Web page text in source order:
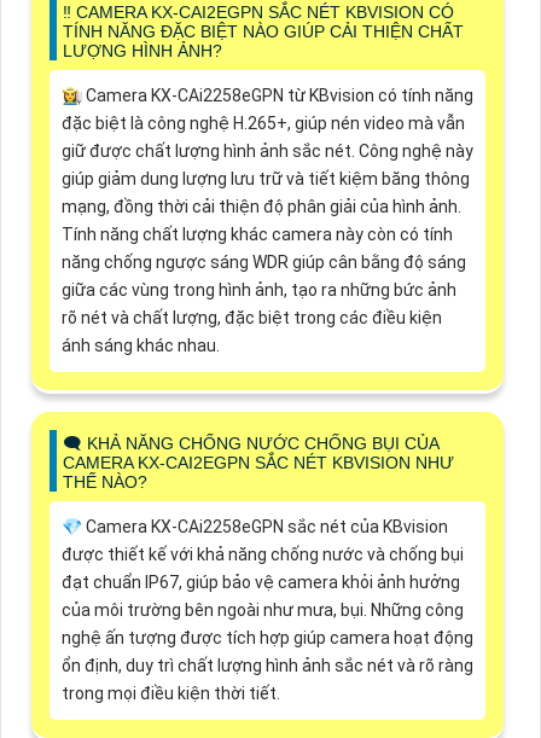
‼️ CAMERA KX-CAI2EGPN SẮC NÉT KBVISION CÓ
TÍNH NĂNG ĐẶC BIỆT NÀO GIÚP CẢI THIỆN CHẤT
LƯỢNG HÌNH ẢNH?
👩‍🌾 Camera KX-CAi2258eGPN từ KBvision có tính năng
đặc biệt là công nghệ H.265+, giúp nén video mà vẫn
giữ được chất lượng hình ảnh sắc nét. Công nghệ này
giúp giảm dung lượng lưu trữ và tiết kiệm băng thông
mạng, đồng thời cải thiện độ phân giải của hình ảnh.
Tính năng chất lượng khác camera này còn có tính
năng chống ngược sáng WDR giúp cân bằng độ sáng
giữa các vùng trong hình ảnh, tạo ra những bức ảnh
rõ nét và chất lượng, đặc biệt trong các điều kiện
ánh sáng khác nhau.
🗨️ KHẢ NĂNG CHỐNG NƯỚC CHỐNG BỤI CỦA
CAMERA KX-CAI2EGPN SẮC NÉT KBVISION NHƯ
THẾ NÀO?
💎 Camera KX-CAi2258eGPN sắc nét của KBvision
được thiết kế với khả năng chống nước và chống bụi
đạt chuẩn IP67, giúp bảo vệ camera khỏi ảnh hưởng
của môi trường bên ngoài như mưa, bụi. Những công
nghệ ấn tượng được tích hợp giúp camera hoạt động
ổn định, duy trì chất lượng hình ảnh sắc nét và rõ ràng
trong mọi điều kiện thời tiết.